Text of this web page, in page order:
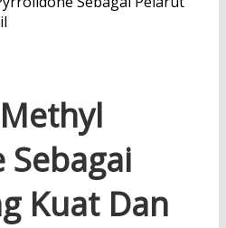
Kuat Dan